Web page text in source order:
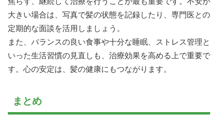
大きい場合は、写真で髪の状態を記録したり、専門医との
定期的な面談を活用しましょう。
また、バランスの良い食事や十分な睡眠、ストレス管理と
いった生活習慣の見直しも、治療効果を高める上で重要で
す。心の安定は、髪の健康にもつながります。
まとめ